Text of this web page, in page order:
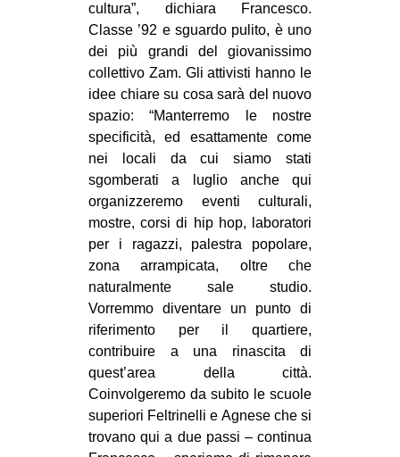
cultura”, dichiara Francesco.
Classe ’92 e sguardo pulito, è uno
dei più grandi del giovanissimo
collettivo Zam. Gli attivisti hanno le
idee chiare su cosa sarà del nuovo
spazio: “Manterremo le nostre
specificità, ed esattamente come
nei locali da cui siamo stati
sgomberati a luglio anche qui
organizzeremo eventi culturali,
mostre, corsi di hip hop, laboratori
per i ragazzi, palestra popolare,
zona arrampicata, oltre che
naturalmente sale studio.
Vorremmo diventare un punto di
riferimento per il quartiere,
contribuire a una rinascita di
quest’area della città.
Coinvolgeremo da subito le scuole
superiori Feltrinelli e Agnese che si
trovano qui a due passi – continua